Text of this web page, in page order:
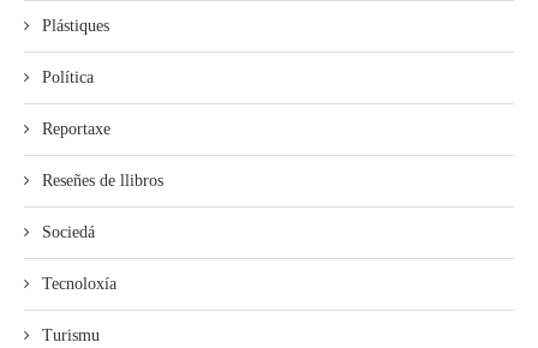
Plástiques
Política
Reportaxe
Reseñes de llibros
Sociedá
Tecnoloxía
Turismu